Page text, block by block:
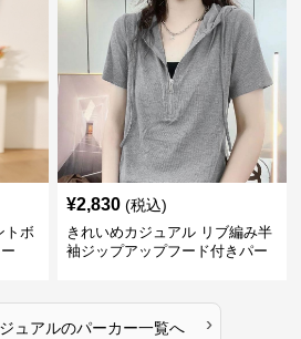
トボ
¥2,830 (税込)
きれいめカジュアル リブ編み半
袖ジップアップフード付きパー
ュアルのパーカー一覧へ ›